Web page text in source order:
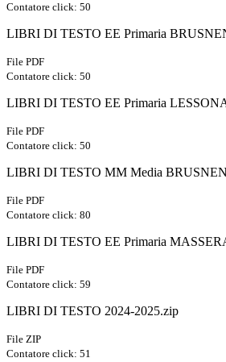
Contatore click: 50
LIBRI DI TESTO EE Primaria
File PDF
Contatore click: 50
LIBRI DI TESTO EE Primaria
File PDF
Contatore click: 50
LIBRI DI TESTO MM Media
File PDF
Contatore click: 80
LIBRI DI TESTO EE Primaria
File PDF
Contatore click: 59
LIBRI DI TESTO 2024-2025.zip
File ZIP
Contatore click: 51